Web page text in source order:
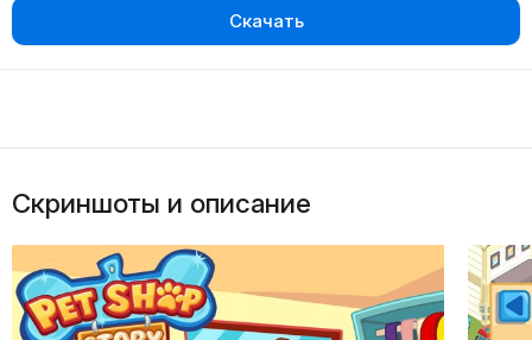
Скачать
Скриншоты и описание